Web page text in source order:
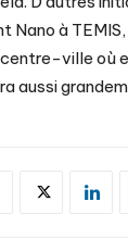
à
ville où
aussi